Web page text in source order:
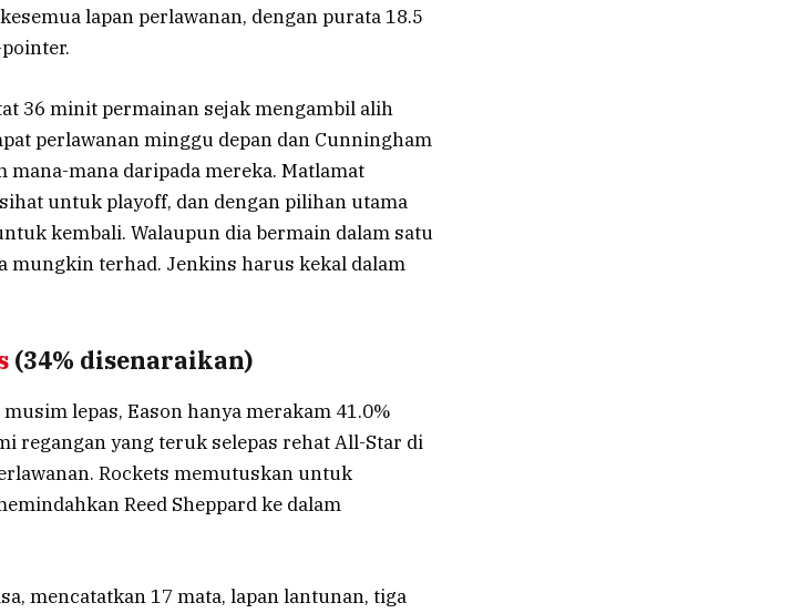
lapan perlawanan, dengan purata 18.5
36 minit permainan sejak mengambil alih
perlawanan minggu depan dan Cunningham
mana daripada mereka. Matlamat
untuk playoff, dan dengan pilihan utama
kembali. Walaupun dia bermain dalam satu
mungkin terhad. Jenkins harus kekal dalam
(34% disenaraikan)
lepas, Eason hanya merakam 41.0%
regangan yang teruk selepas rehat All-Star di
Rockets memutuskan untuk
Reed Sheppard ke dalam
mencatatkan 17 mata, lapan lantunan, tiga